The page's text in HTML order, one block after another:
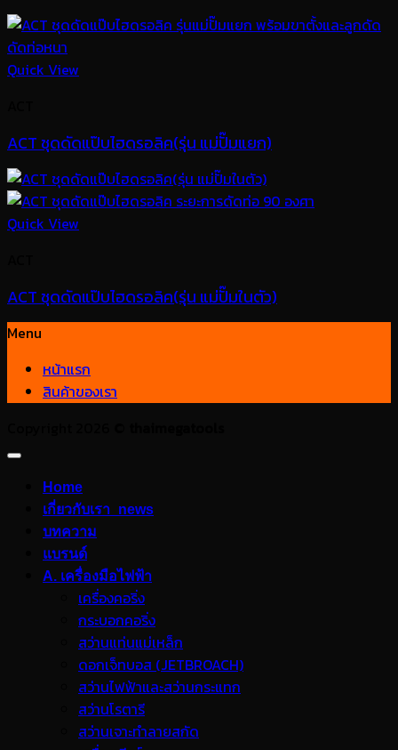
Quick View
ACT ชุดดัดแป๊บไฮดรอลิค(รุ่น แม่ปั๊มแยก)
Quick View
ACT ชุดดัดแป๊บไฮดรอลิค(รุ่น แม่ปั๊มในตัว)
Menu
หน้าแรก
สินค้าของเรา
Home
เกี่ยวกับเรา_news
บทความ
แบรนด์
A. เครื่องมือไฟฟ้า
เครื่องคอริ่ง
กระบอกคอริ่ง
สว่านแท่นแม่เหล็ก
ดอกเจ็ทบอส (JETBROACH)
สว่านไฟฟ้าและสว่านกระแทก
สว่านโรตารี
สว่านเจาะทำลายสกัด